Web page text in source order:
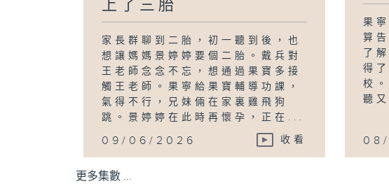
上了三胎
家長群聊到二胎，初一聽到後，也
想讓媽媽景婷婷要個二胎。戴兵對
王老師念念不忘，想通過果寶多接
觸王老師。果寧給果寶輔導功課，
氣得不行，兄妹倆在家裏雞飛狗
跳。景婷婷在此時再懷孕，正在...
09/06/2026 收看
果
算
了
得
校
聽
更多集數 ...